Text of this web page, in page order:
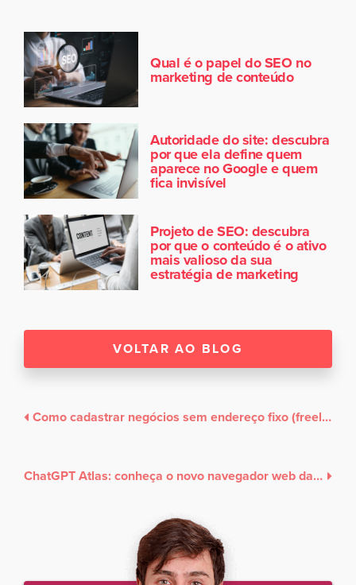
Qual é o papel do SEO no
marketing de conteúdo
Autoridade do site: descubra
por que ela define quem
aparece no Google e quem
fica invisível
Projeto de SEO: descubra
por que o conteúdo é o ativo
mais valioso da sua
estratégia de marketing
VOLTAR AO BLOG
Como cadastrar negócios sem endereço fixo (freelancers, prestadores de serviço)
ChatGPT Atlas: conheça o novo navegador web da OpenAI